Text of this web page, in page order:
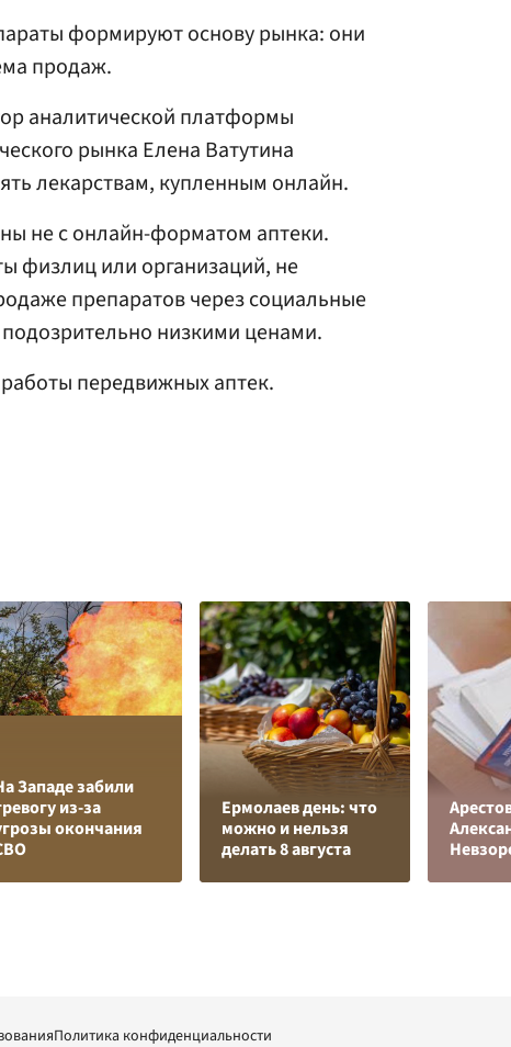
формируют основу рынка: они
продаж.
аналитической платформы
рынка Елена Ватутина
лекарствам, купленным онлайн.
не с онлайн-форматом аптеки.
физлиц или организаций, не
препаратов через социальные
низкими ценами.
передвижных аптек.
Западе забили
из-за
окончания
Ермолаев день: что
можно и нельзя
делать 8 августа
Политика конфиденциальности